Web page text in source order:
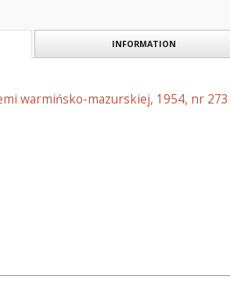
INFORMATION
warmińsko-mazurskiej, 1954, nr 273